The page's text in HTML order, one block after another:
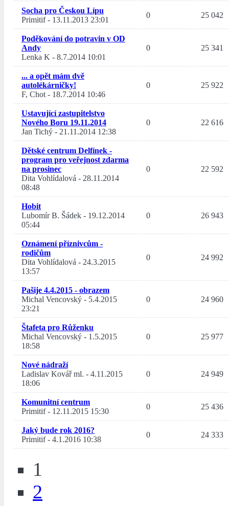
Socha pro Českou Lípu
Primitif- 13.11.2013 23:01
0 25 042
Poděkování do potravin v OD
Andy
Lenka K - 8.7.2014 10:01
0 25 341
... a opět mám dvě
autolékárničky!
F, Chot- 18.7.2014 10:46
0 25 922
Ustavující zastupitelstvo
Nového Boru 19.11.2014
Jan Tichý - 21.11.2014 12:38
0 22 616
Dětské centrum Delfínek -
program pro veřejnost zdarma
na prosinec
Dita Vohlídalová - 28.11.2014
08:48
0 22 592
Hobit
Lubomír B. Šádek - 19.12.2014
05:44
0 26 943
Oznámení příznivcům -
rodičům
Dita Vohlídalová - 24.3.2015
13:57
0 24 992
Pašije 4.4.2015 - obrazem
Michal Vencovský - 5.4.2015
23:21
0 24 960
Štafeta pro Růženku
Michal Vencovský - 1.5.2015
18:58
0 25 977
Nové nádraží
Ladislav Kovář ml. - 4.11.2015
18:06
0 24 949
Komunitní centrum
Primitif- 12.11.2015 15:30
0 25 436
Jaký bude rok 2016?
Primitif- 4.1.2016 10:38
0 24 333
1
2